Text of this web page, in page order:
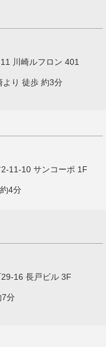
川崎ルフロン 401
より 徒歩 約3分
11-10 サンコーポ 1F
4分
16 長戸ビル 3F
7分